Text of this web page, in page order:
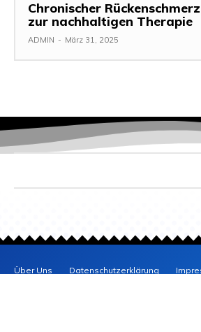
Chronischer
zur nachhaltigen Therapie
ADMIN - März 31, 2025
Über Uns Datenschutzerklärung